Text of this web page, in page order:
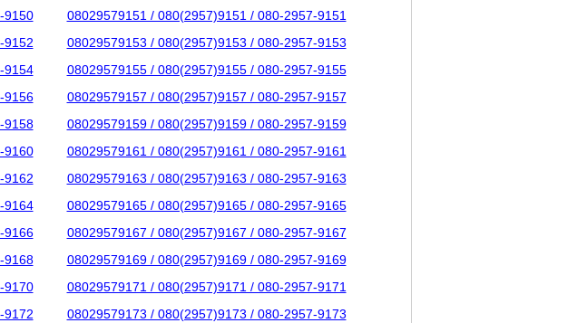
9150
08029579151 / 080(2957)9151 / 080-2957-9151
9152
08029579153 / 080(2957)9153 / 080-2957-9153
9154
08029579155 / 080(2957)9155 / 080-2957-9155
9156
08029579157 / 080(2957)9157 / 080-2957-9157
9158
08029579159 / 080(2957)9159 / 080-2957-9159
9160
08029579161 / 080(2957)9161 / 080-2957-9161
9162
08029579163 / 080(2957)9163 / 080-2957-9163
9164
08029579165 / 080(2957)9165 / 080-2957-9165
9166
08029579167 / 080(2957)9167 / 080-2957-9167
9168
08029579169 / 080(2957)9169 / 080-2957-9169
9170
08029579171 / 080(2957)9171 / 080-2957-9171
9172
08029579173 / 080(2957)9173 / 080-2957-9173